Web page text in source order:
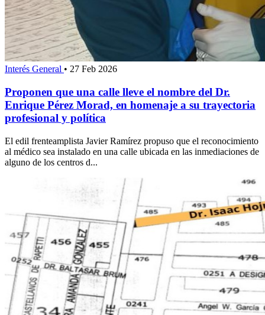
Interés General • 27 Feb 2026
Proponen que una calle lleve el nombre del Dr.
Enrique Pérez Morad, en homenaje a su trayectoria
profesional y política
El edil frenteamplista Javier Ramírez propuso que el reconocimiento
al médico sea instalado en una calle ubicada en las inmediaciones de
alguno de los centros d...